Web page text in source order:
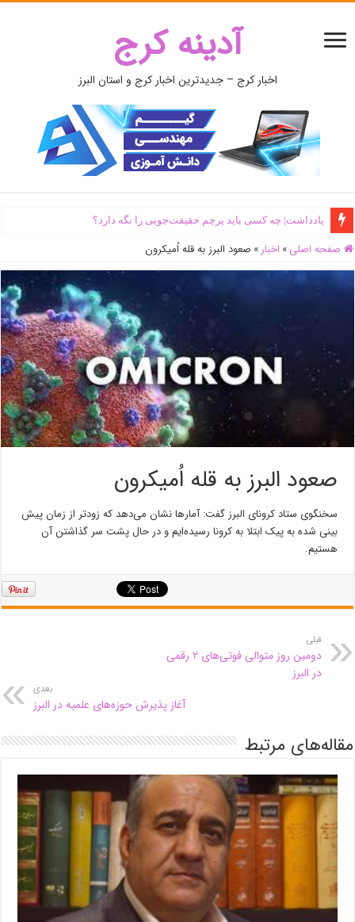
آدینه کرج
اخبار کرج – جدیدترین اخبار کرج و استان البرز
یادداشت| ‌چه کسی باید پرچم حقیقت‌جویی را نگه دارد؟
صفحه اصلی » اخبار » صعود البرز به قله اُمیکرون
صعود البرز به قله اُمیکرون
سخنگوی ستاد کرونای البرز گفت: آمار‌ها نشان می‌دهد که زودتر از زمان پیش
بینی شده به پیک ابتلا به کرونا رسیده‌ایم و در حال پشت سر گذاشتن آن
هستیم.
قبلی
دومین روز متوالی فوتی‌های ۲ رقمی
در البرز
بعدی
آغاز پذیرش حوزه‌های علمیه در البرز
مقاله‌های مرتبط